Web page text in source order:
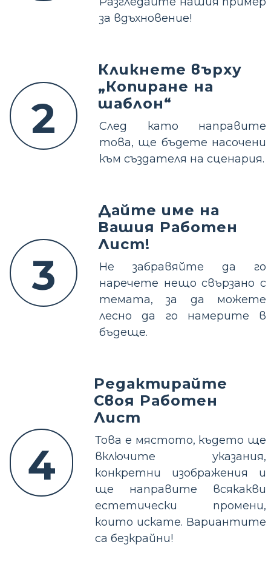
за вдъхновение!
2
Кликнете върху
„Копиране на
шаблон“
След като направите
това, ще бъдете насочени
към създателя на сценария.
3
Дайте име на
Вашия Работен
Лист!
Не забравяйте да го
наречете нещо свързано с
темата, за да можете
лесно да го намерите в
бъдеще.
4
Редактирайте
Своя Работен
Лист
Това е мястото, където ще
включите указания,
конкретни изображения и
ще направите всякакви
естетически промени,
които искате. Вариантите
са безкрайни!